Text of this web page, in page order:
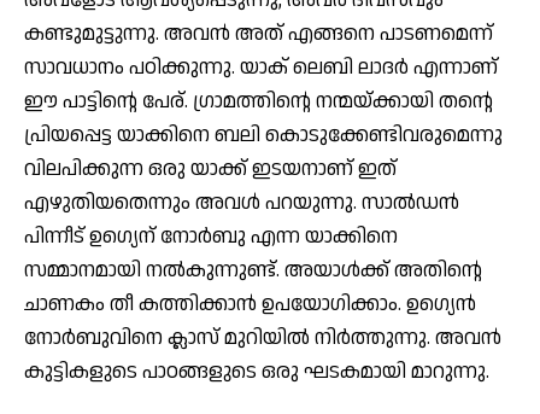
കണ്ടുമുട്ടുന്നു. അവന്‍ അത് എങ്ങനെ പാടണമെന്ന്
സാവധാനം പഠിക്കുന്നു. യാക് ലെബി ലാദര്‍ എന്നാണ്
ഈ പാട്ടിന്റെ പേര്. ഗ്രാമത്തിന്റെ നന്മയ്ക്കായി തന്റെ
പ്രിയപ്പെട്ട യാക്കിനെ ബലി കൊടുക്കേണ്ടിവരുമെന്നു
വിലപിക്കുന്ന ഒരു യാക്ക് ഇടയനാണ് ഇത്
എഴുതിയതെന്നും അവള്‍ പറയുന്നു. സാല്‍ഡന്‍
പിന്നീട് ഉഗ്യെന് നോര്‍ബു എന്ന യാക്കിനെ
സമ്മാനമായി നല്‍കുന്നുണ്ട്. അയാള്‍ക്ക് അതിന്റെ
ചാണകം തീ കത്തിക്കാന്‍ ഉപയോഗിക്കാം. ഉഗ്യെന്‍
നോര്‍ബുവിനെ ക്ലാസ് മുറിയില്‍ നിര്‍ത്തുന്നു. അവന്‍
കുട്ടികളുടെ പാഠങ്ങളുടെ ഒരു ഘടകമായി മാറുന്നു.